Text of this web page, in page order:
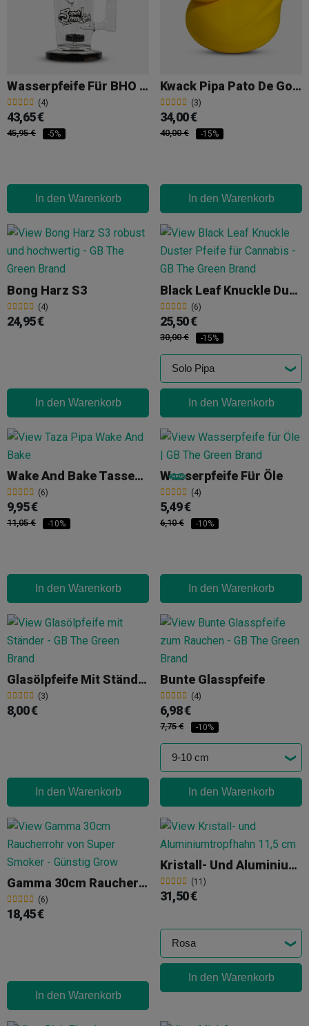
Wasserpfeife Für BHO Pyxis
(4)
43,65 €
45,95 € -5%
In den Warenkorb
Kwack Pipa Pato De Goma
(3)
34,00 €
40,00 € -15%
In den Warenkorb
Bong Harz S3
(4)
24,95 €
In den Warenkorb
Black Leaf Knuckle Duster Pfeife
(6)
25,50 €
30,00 € -15%
In den Warenkorb
Wake And Bake Tassen-Pfeife
(6)
9,95 €
11,05 € -10%
In den Warenkorb
Wasserpfeife Für Öle
(4)
5,49 €
6,10 € -10%
In den Warenkorb
Glasölpfeife Mit Ständer
(3)
8,00 €
In den Warenkorb
Bunte Glasspfeife
(4)
6,98 €
7,75 € -10%
In den Warenkorb
Gamma 30cm Raucherrohr
(6)
18,45 €
In den Warenkorb
Kristall- Und Aluminiumtropfhahn 11,5 Cm
(11)
31,50 €
In den Warenkorb